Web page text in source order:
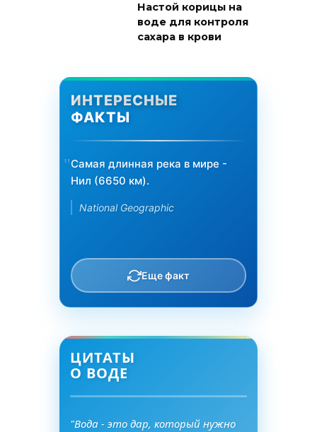
Настой корицы на
воде для контроля
сахара в крови
ИНТЕРЕСНЫЕ
ФАКТЫ
Самая длинная река в мире -
Нил (6650 км).
National Geographic
Еще факт
ЦИТАТЫ
О ВОДЕ
"Вода - это дар, который нужно